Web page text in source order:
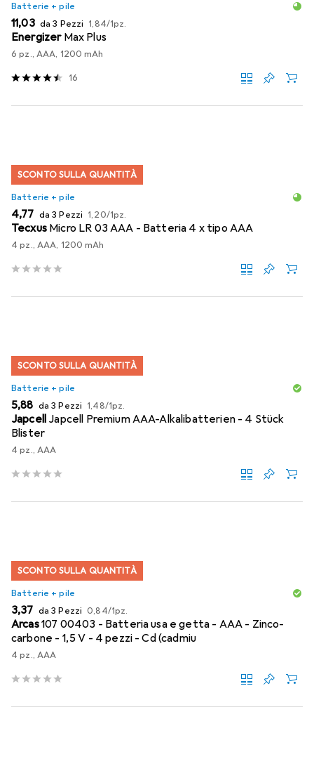
Batterie + pile
EUR
11,03 da 3 Pezzi EUR
1,84/1pz.
Energizer Max Plus
6 pz., AAA, 1200 mAh
16
SCONTO SULLA QUANTITÀ
Batterie + pile
EUR
4,77 da 3 Pezzi EUR
1,20/1pz.
Tecxus Micro LR 03 AAA - Batteria 4 x tipo AAA
4 pz., AAA, 1200 mAh
SCONTO SULLA QUANTITÀ
Batterie + pile
EUR
5,88 da 3 Pezzi EUR
1,48/1pz.
Japcell Japcell Premium AAA-Alkalibatterien - 4 Stück
Blister
4 pz., AAA
SCONTO SULLA QUANTITÀ
Batterie + pile
EUR
3,37 da 3 Pezzi EUR
0,84/1pz.
Arcas107 00403 - Batteria usa e getta - AAA - Zinco-
carbone - 1,5 V - 4 pezzi - Cd (cadmiu
4 pz., AAA